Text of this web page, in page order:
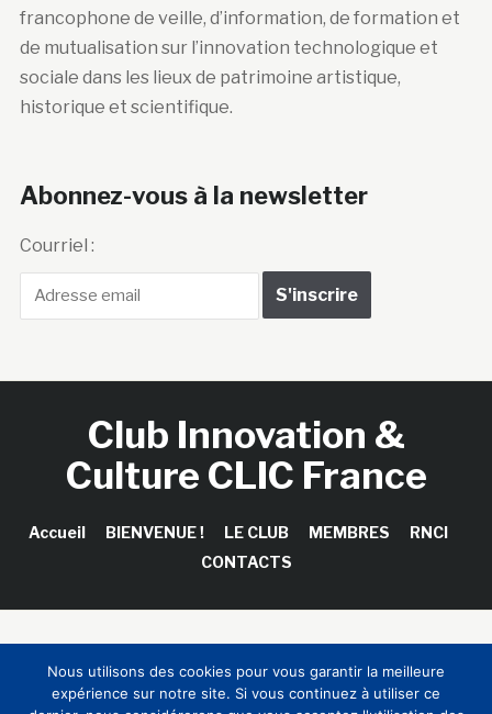
francophone de veille, d’information, de formation et
de mutualisation sur l’innovation technologique et
sociale dans les lieux de patrimoine artistique,
historique et scientifique.
Abonnez-vous à la newsletter
Courriel :
Club Innovation &
Culture CLIC France
Accueil BIENVENUE ! LE CLUB MEMBRES
RNCI
CONTACTS
Sinapses Conseils
Nous utilisons des cookies pour vous garantir la meilleure
expérience sur notre site. Si vous continuez à utiliser ce